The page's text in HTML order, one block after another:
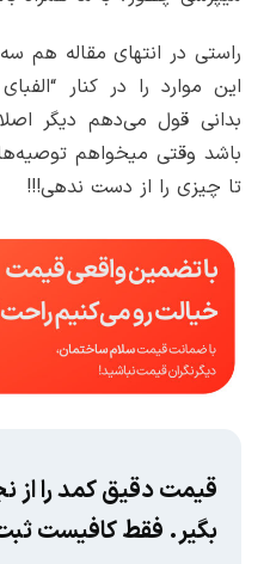
راستی در انتهای مقاله هم
این موارد را در کنار “الفبای
بدانی قول می‌دهم دیگر
باشد وقتی میخواهم
تا چیزی را از دست ندهی!!!
قیمت دقیق کمد را از
بگیر. فقط کافیست